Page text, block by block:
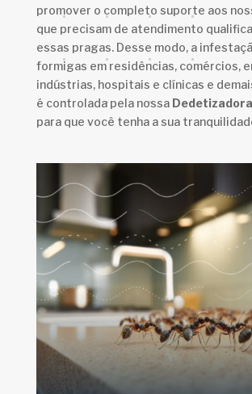
promover o completo suporte aos
que precisam de atendimento
essas pragas. Desse modo, a
formigas em residências, comércios,
indústrias, hospitais e clínicas e
é controlada pela nossa
para que você tenha a sua